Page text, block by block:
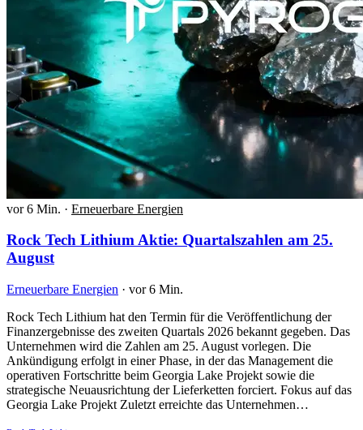
vor 6 Min. · Erneuerbare Energien
Rock Tech Lithium Aktie: Quartalszahlen am 25.
August
Erneuerbare Energien · vor 6 Min.
Rock Tech Lithium hat den Termin für die Veröffentlichung der
Finanzergebnisse des zweiten Quartals 2026 bekannt gegeben. Das
Unternehmen wird die Zahlen am 25. August vorlegen. Die
Ankündigung erfolgt in einer Phase, in der das Management die
operativen Fortschritte beim Georgia Lake Projekt sowie die
strategische Neuausrichtung der Lieferketten forciert. Fokus auf das
Georgia Lake Projekt Zuletzt erreichte das Unternehmen…